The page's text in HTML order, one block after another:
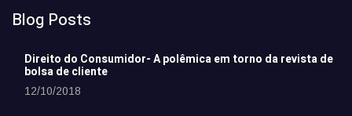
Blog Posts
Direito do Consumidor- A polêmica em torno da revista de
bolsa de cliente
12/10/2018